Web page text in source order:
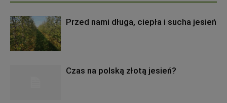
Przed nami długa, ciepła i sucha jesień
Czas na polską złotą jesień?